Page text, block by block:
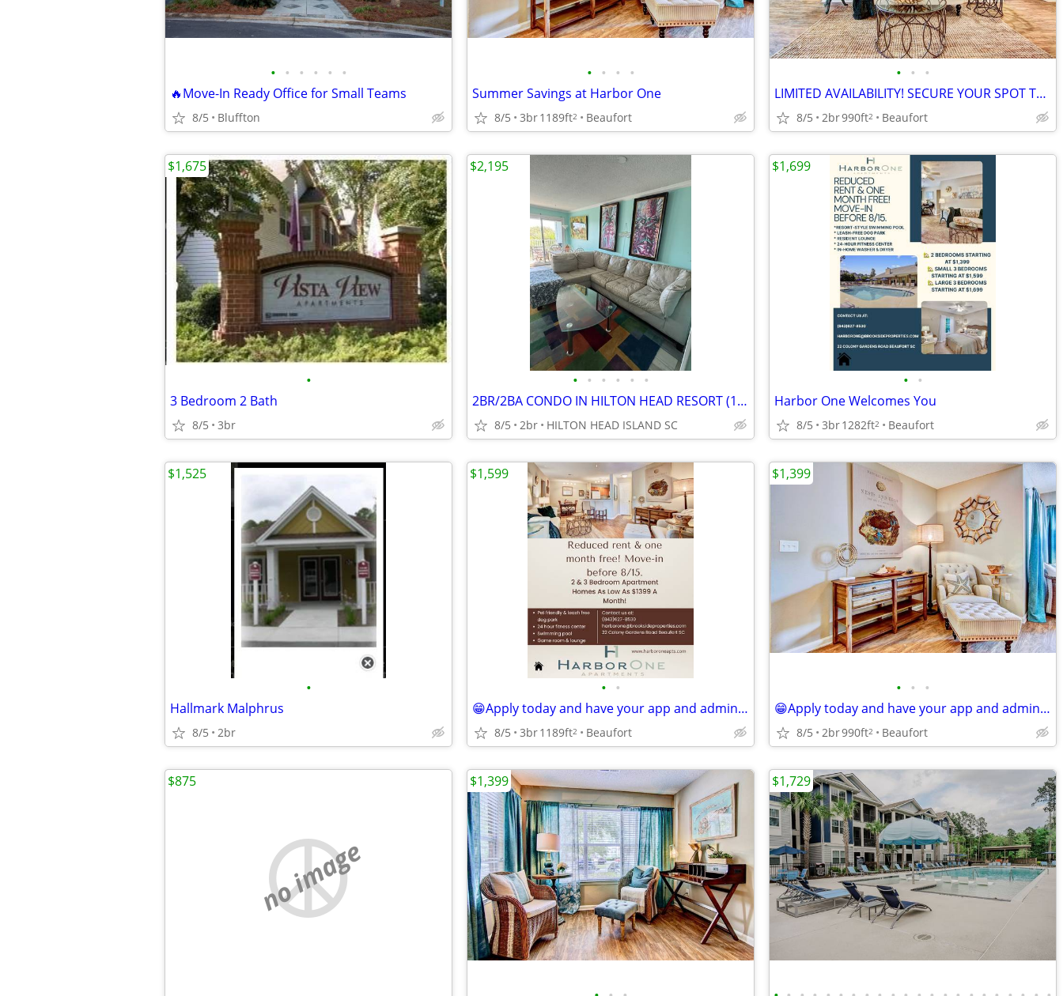
• • • • • •
🔥Move-In Ready Office for Small Teams
8/5 Bluffton
• • • •
Summer Savings at Harbor One
8/5 3br1189ft2 Beaufort
• • •
LIMITED AVAILABILITY! SECURE YOUR SPOT TODAY.
8/5 2br990ft2 Beaufort
•
3 Bedroom 2 Bath
8/5 3br
$1,675
• • • • • •
2BR/2BA CONDO IN HILTON HEAD RESORT (1208)
8/5 2br HILTON HEAD ISLAND SC
$2,195
• •
Harbor One Welcomes You
8/5 3br1282ft2 Beaufort
$1,699
•
Hallmark Malphrus
8/5 2br
$1,525
• •
😁Apply today and have your app and admin fee WAIVED!!
8/5 3br1189ft2 Beaufort
$1,599
• • •
😁Apply today and have your app and admin fee WAIVED!!
8/5 2br990ft2 Beaufort
$1,399
no image
$875 $1,399 $1,729